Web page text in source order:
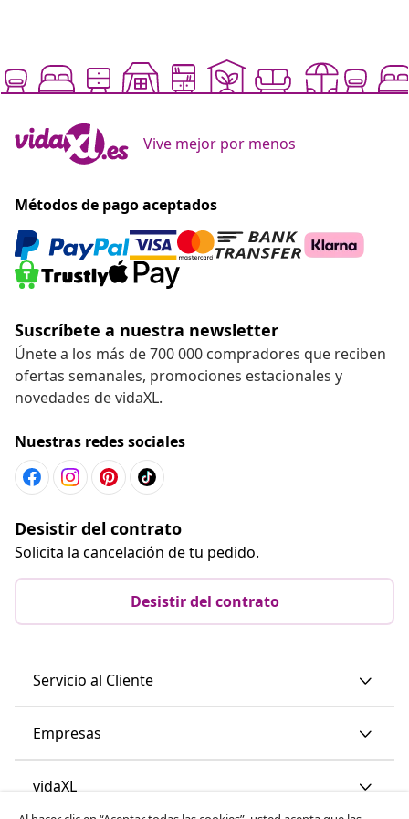
Vive mejor por menos
Métodos de pago aceptados
Suscríbete a nuestra newsletter
Únete a los más de 700 000 compradores que reciben
ofertas semanales, promociones estacionales y
novedades de vidaXL.
Nuestras redes sociales
Desistir del contrato
Solicita la cancelación de tu pedido.
Desistir del contrato
Servicio al Cliente
Empresas
vidaXL